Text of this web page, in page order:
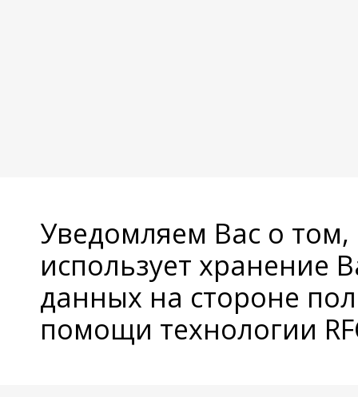
Уведомляем Вас о
использует хранение
данных на стороне
помощи технологии